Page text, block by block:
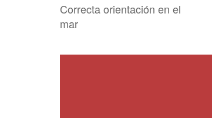
Correcta orientación en el
mar